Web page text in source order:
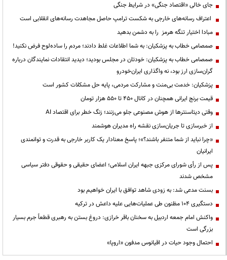
جای خالی «اقتصاد جنگی» در شرایط جنگی
اعتراف رسانه‌های خارجی به شکست ترامپ حاصل مجاهدت رسانه‌های انقلابی است
مبادا اختیار تنگه هرمز را به دشمن بدهید
صمصامی خطاب به پزشکیان: به شما اطلاعات غلط دادند؛ مردم را ساده‌لوح فرض نکنید!
صمصامی خطاب به پزشکیان: خودتان در مجلس بودید؛ دیدید انتقادات نمایندگان درباره
گران‌سازی ارز بود، نه واگذاری ایران‌خودرو
پزشکیان: خدمت بی‌منت و مشارکت مردمی، پایه حل مشکلات کشور است
قیمت‌ برنج ایرانی همچنان در کانال ۴۵۰ تا ۵۵۰ هزار تومان
وقتی دیتاسنترها از هوش مصنوعی جلو می‌زنند؛ زنگ خطر برای اقتصاد AI
از خبرسازی تا جریان‌سازی نقشه راه مدیران هوشمند
«چرا نباید از شما متنفر باشند؟»؛ پاسخ معنادار یک کاربر خارجی به قدرت و توانمندی
ایرانیان
پس از رأی شورای مرکزی جبهه ایران اسلامی؛ اعضای حقیقی و حقوقی دفتر سیاسی
مشخص شدند
بسنت مدعی شد: به زودی شاهد توافق با ایران خواهیم بود
دستگیری ۱۰۴ مظنون طی عملیات‌هایی علیه داعش در ترکیه
واکنش امام جمعه اردبیل به سخنان باقر خرازی: دروغ بستن به رهبری قطعاً جرم بسیار
بزرگی است
احتمال وجود حیات در اقیانوس مدفون «اروپا»